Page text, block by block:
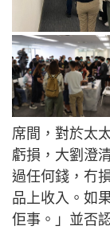
席間，對於太
虧損，大劉澄
過任何錢，冇
品上收入。如
佢事。」並否